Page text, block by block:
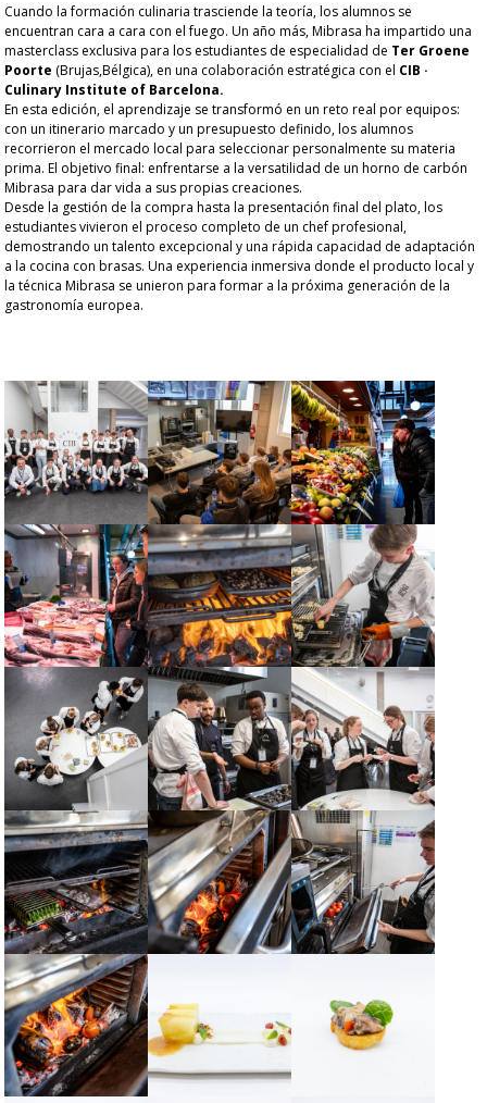
Cuando la formación culinaria trasciende la teoría, los alumnos se
encuentran cara a cara con el fuego. Un año más, Mibrasa ha impartido una
masterclass exclusiva para los estudiantes de especialidad de Ter Groene
Poorte (Brujas,Bélgica), en una colaboración estratégica con el CIB ·
Culinary Institute of Barcelona.
En esta edición, el aprendizaje se transformó en un reto real por equipos:
con un itinerario marcado y un presupuesto definido, los alumnos
recorrieron el mercado local para seleccionar personalmente su materia
prima. El objetivo final: enfrentarse a la versatilidad de un horno de carbón
Mibrasa para dar vida a sus propias creaciones.
Desde la gestión de la compra hasta la presentación final del plato, los
estudiantes vivieron el proceso completo de un chef profesional,
demostrando un talento excepcional y una rápida capacidad de adaptación
a la cocina con brasas. Una experiencia inmersiva donde el producto local y
la técnica Mibrasa se unieron para formar a la próxima generación de la
gastronomía europea.